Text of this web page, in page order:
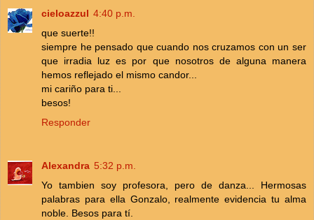
cieloazzul 4:40 p.m.
que suerte!!
siempre he pensado que cuando nos cruzamos con un ser
que irradia luz es por que nosotros de alguna manera
hemos reflejado el mismo candor...
mi cariño para ti...
besos!
Responder
Alexandra 5:32 p.m.
Yo tambien soy profesora, pero de danza... Hermosas
palabras para ella Gonzalo, realmente evidencia tu alma
noble. Besos para tí.